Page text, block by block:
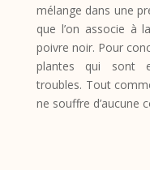
mélange dans une
que l’on associe à
poivre noir. Pour
plantes qui sont
troubles. Tout
ne souffre d’aucune